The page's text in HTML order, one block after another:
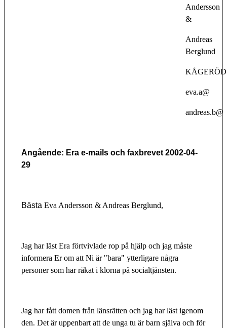
Andersson
&
Andreas
Berglund
KÅGERÖD
eva.a@
andreas.b@
Angående: Era e-mails och faxbrevet 2002-04-
29
Bästa Eva Andersson & Andreas Berglund,
Jag har läst Era förtvivlade rop på hjälp och jag måste
informera Er om att Ni är "bara" ytterligare några
personer som har råkat i klorna på socialtjänsten.
Jag har fått domen från länsrätten och jag har läst igenom
den. Det är uppenbart att de unga tu är barn själva och för